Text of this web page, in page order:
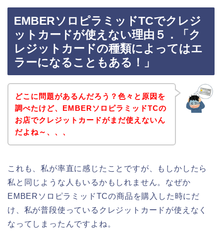
EMBERソロピラミッドTCでクレジ
ットカードが使えない理由５．「ク
レジットカードの種類によってはエ
ラーになることもある！」
どこに問題があるんだろう？色々と原因を
調べたけど、EMBERソロピラミッドTCの
お店でクレジットカードがまだ使えないん
だよね～、、、
これも、私が率直に感じたことですが、もしかしたら
私と同じような人もいるかもしれません。なぜか
EMBERソロピラミッドTCの商品を購入した時にだ
け、私が普段使っているクレジットカードが使えなく
なってしまったんですよね。